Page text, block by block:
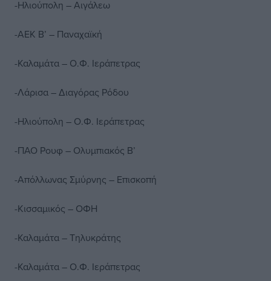
-Ηλιούπολη – Αιγάλεω
-ΑΕΚ Β’ – Παναχαϊκή
-Καλαμάτα – Ο.Φ. Ιεράπετρας
-Λάρισα – Διαγόρας Ρόδου
-Ηλιούπολη – Ο.Φ. Ιεράπετρας
-ΠΑΟ Ρουφ – Ολυμπιακός Β’
-Απόλλωνας Σμύρνης – Επισκοπή
-Κισσαμικός – ΟΦΗ
-Καλαμάτα – Τηλυκράτης
-Καλαμάτα – Ο.Φ. Ιεράπετρας